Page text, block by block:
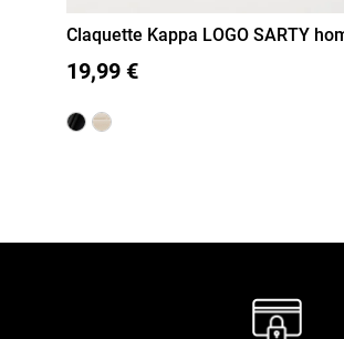
40 41
Claquette Kappa LOGO SARTY
19,99 €